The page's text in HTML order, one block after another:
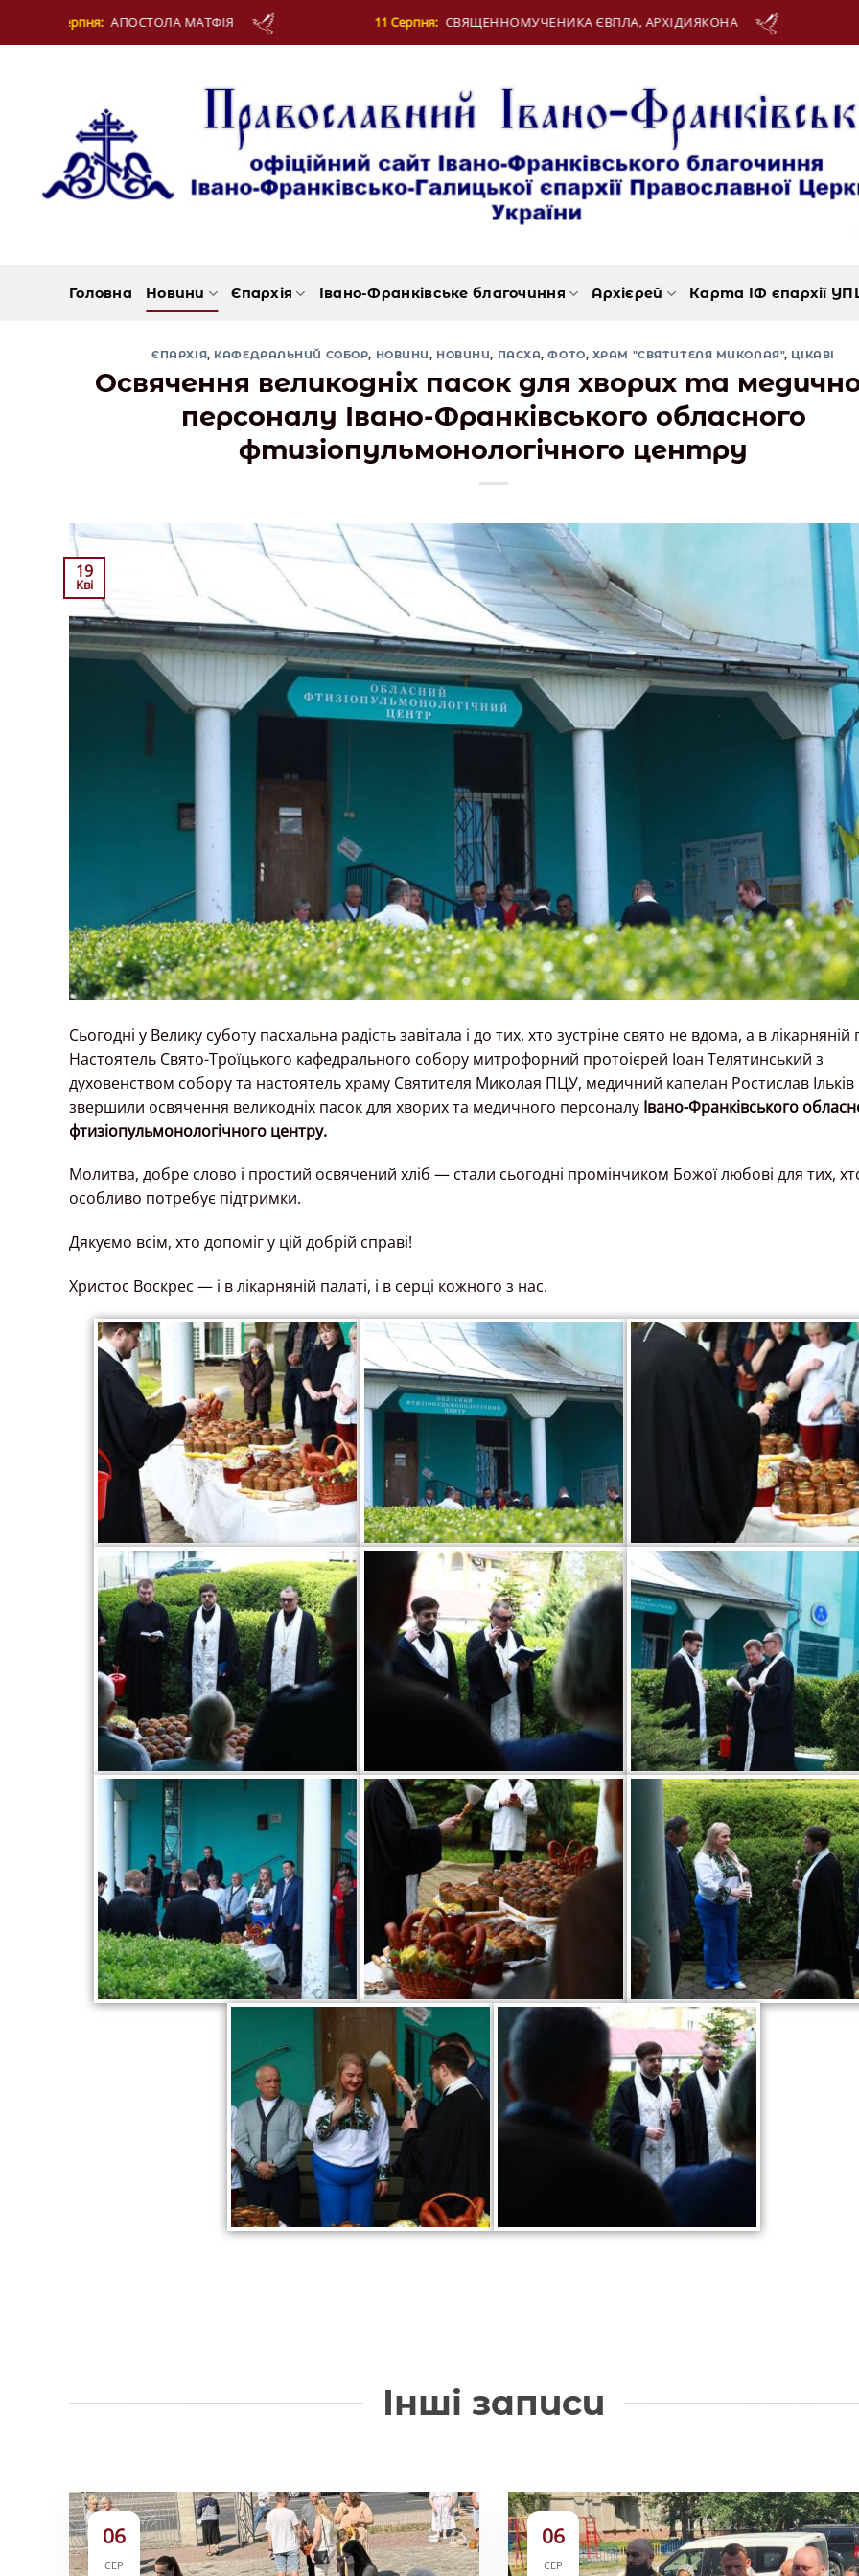
11 Серпня: СВЯЩЕННОМУЧЕНИКА ЄВПЛА, АРХІДИЯКОНА 12 Серпня: ДЕНЬ МОЛОДІ
Головна Новини Єпархія Івано-Франківське благочиння Архієрей Карта ІФ єпархії
ЄПАРХІЯ, КАФЕДРАЛЬНИЙ СОБОР, НОВИНИ, НОВИНИ, ПАСХА,ФОТО, ХРАМ "СВЯТИТЕЛЯ МИКОЛАЯ", ЦІКАВІ
Освячення великодніх пасок для хворих та
персоналу Івано-Франківського обласного
фтизіопульмонологічного центру
19
Кві
Сьогодні у Велику суботу пасхальна радість завітала і до тих, хто зустріне свято не вдома, а в лікарняній
Настоятель Свято-Троїцького кафедрального собору митрофорний протоієрей Іоан Телятинський з
духовенством собору та настоятель храму Святителя Миколая ПЦУ, медичний капелан Ростислав Ільків
звершили освячення великодніх пасок для хворих та медичного персоналу Івано-Франківського
фтизіопульмонологічного центру.
Молитва, добре слово і простий освячений хліб — стали сьогодні промінчиком Божої любові для тих,
особливо потребує підтримки.
Дякуємо всім, хто допоміг у цій добрій справі!
Христос Воскрес — і в лікарняній палаті, і в серці кожного з нас.
Інші записи
06
СЕР
06
СЕР